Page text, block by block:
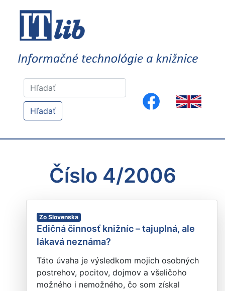
Hľadať
Číslo 4/2006
Zo Slovenska
Edičná činnosť knižníc – tajuplná, ale
lákavá neznáma?
Táto úvaha je výsledkom mojich osobných
postrehov, pocitov, dojmov a všeličoho
možného i nemožného, čo som získal